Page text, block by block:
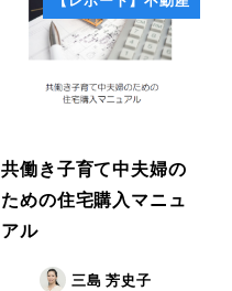
共働き子育て中夫婦の
ための住宅購入マニュ
アル
三島 芳史子